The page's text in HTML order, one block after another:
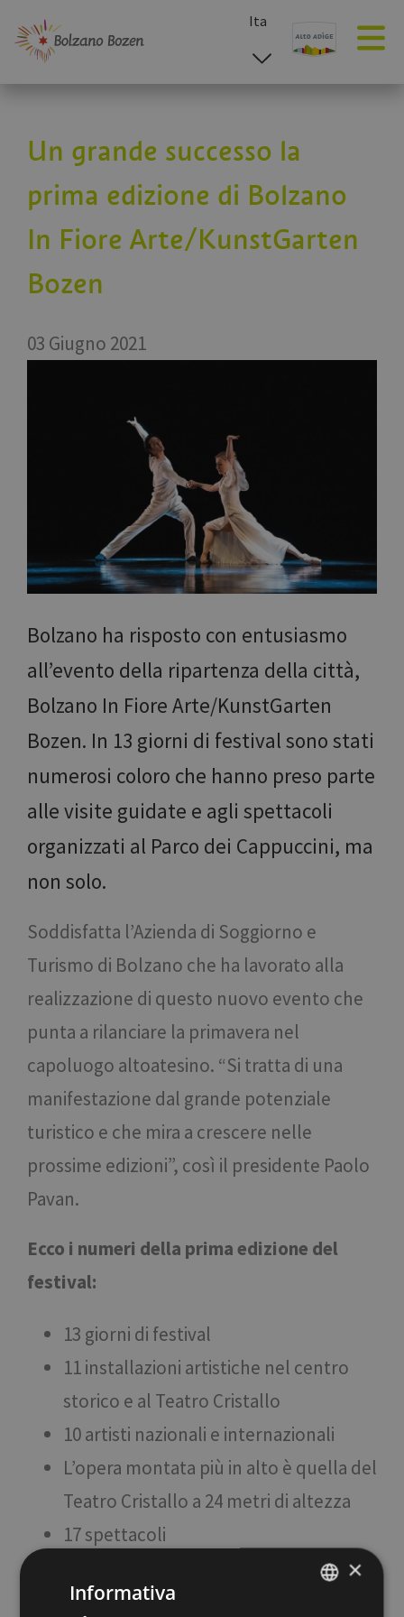
Ita
esp
deu
Un grande successo la
prima edizione di Bolzano
In Fiore Arte/KunstGarten
Bozen
03 Giugno 2021
Bolzano ha risposto con entusiasmo
all’evento della ripartenza della città,
Bolzano In Fiore Arte/KunstGarten
Bozen. In 13 giorni di festival sono stati
numerosi coloro che hanno preso parte
alle visite guidate e agli spettacoli
organizzati al Parco dei Cappuccini, ma
non solo.
Soddisfatta l’Azienda di Soggiorno e
Turismo di Bolzano che ha lavorato alla
realizzazione di questo nuovo evento che
punta a rilanciare la primavera nel
capoluogo altoatesino. “Si tratta di una
manifestazione dal grande potenziale
turistico e che mira a crescere nelle
prossime edizioni”, così il presidente Paolo
Pavan.
Ecco i numeri della prima edizione del
festival:
13 giorni di festival
11 installazioni artistiche nel centro
storico e al Teatro Cristallo
10 artisti nazionali e internazionali
L’opera montata più in alto è quella del
Teatro Cristallo a 24 metri di altezza
17 spettacoli
4 visite guidate
×
Informativa